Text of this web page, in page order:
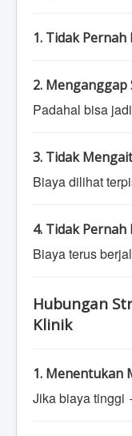
1. Tidak
2. Menganggap
Padahal bisa
3. Tidak
Biaya dilihat
4. Tidak Pernah
Biaya terus
Hubungan
Klinik
1. Menentukan
Jika biaya tinggi